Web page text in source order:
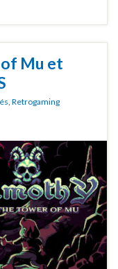
Mu et
, Retrogaming